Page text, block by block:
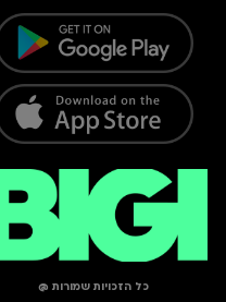
כל הזכויות שמורות @